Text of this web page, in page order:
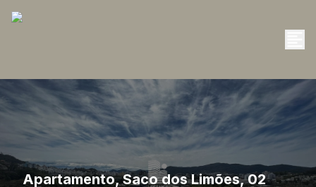
Apartamento, Saco dos Limões, 02